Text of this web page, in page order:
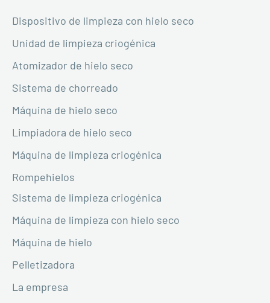
Dispositivo de limpieza con hielo seco
Unidad de limpieza criogénica
Atomizador de hielo seco
Sistema de chorreado
Máquina de hielo seco
Limpiadora de hielo seco
Máquina de limpieza criogénica
Rompehielos
Sistema de limpieza criogénica
Máquina de limpieza con hielo seco
Máquina de hielo
Pelletizadora
La empresa